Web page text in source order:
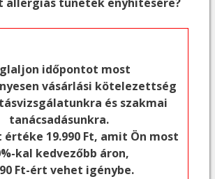
időpontot most
vásárlási kötelezettség
és szakmai
tanácsadásunkra.
19.990 Ft, amit Ön most
kal kedvezőbb áron,
Ft-ért vehet igénybe.